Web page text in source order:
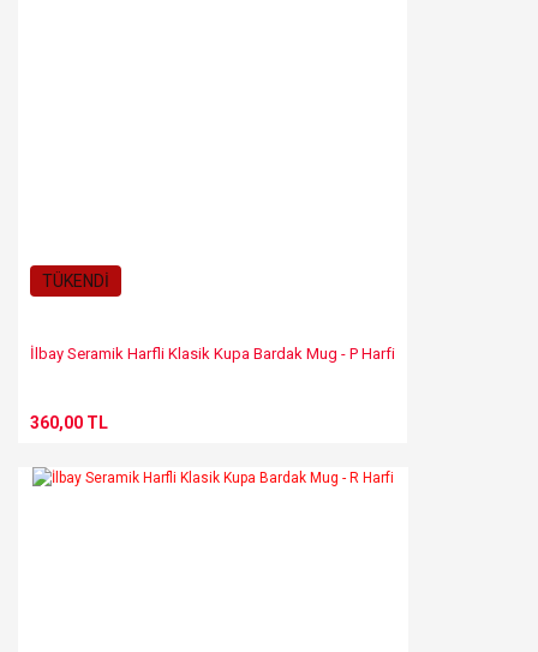
TÜKENDİ
İlbay Seramik Harfli Klasik Kupa Bardak Mug - P Harfi
360,00 TL